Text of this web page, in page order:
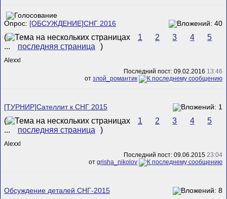
Опрос: [ОБСУЖДЕНИЕ]СНГ 2016
( 1 2 3 4
5
...
последняя страница )
Alexxl
Последний пост: 09.02.2016 13:46
от злой_романтик
[ТУРНИР]Сателлит к СНГ 2015
( 1 2 3 4
5
...
последняя страница )
Alexxl
Последний пост: 09.06.2015 23:04
от grisha_nikolov
Обсуждение деталей СНГ-2015